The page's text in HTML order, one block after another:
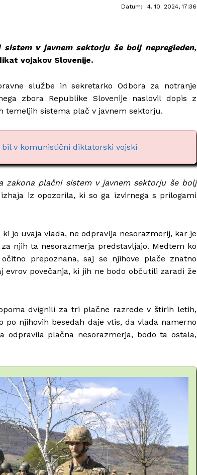
Datum: 4. 10. 2024, 17:36
sistem v javnem sektorju še bolj nepregleden,
vojakov Slovenije.
službe in sekretarko Odbora za notranje
zbora Republike Slovenije naslovil dopis z
temeljih sistema plač v javnem sektorju.
v komunistični diktatorski vojski
zakona plačni sistem v javnem sektorju še bolj
iz opozorila, ki so ga izvirnega s prilogami
jo uvaja vlada, ne odpravlja nesorazmerij, kar je
njih ta nesorazmerja predstavljajo. Medtem ko
prepoznana, saj se njihove plače znatno
povečanja, ki jih ne bodo občutili zaradi že
dvignili za tri plačne razrede v štirih letih,
njihovih besedah daje vtis, da vlada namerno
odpravila plačna nesorazmerja, bodo ta ostala,